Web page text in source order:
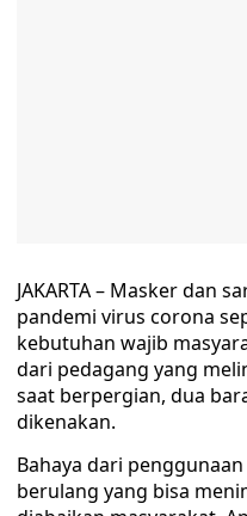
JAKARTA – Masker dan
pandemi virus corona
kebutuhan wajib
dari pedagang yang
saat berpergian, dua
dikenakan.
Bahaya dari
berulang yang bisa